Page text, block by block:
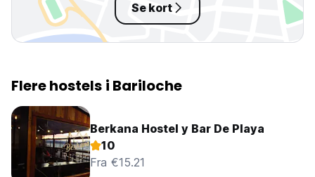
Se kort
Flere hostels i Bariloche
Berkana Hostel y Bar De Playa
10
Fra €15.21